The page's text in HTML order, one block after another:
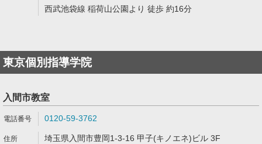
西武池袋線 稲荷山公園より 徒歩 約16分
東京個別指導学院
入間市教室
0120-59-3762
埼玉県入間市豊岡1-3-16 甲子(キノエネ)ビル 3F